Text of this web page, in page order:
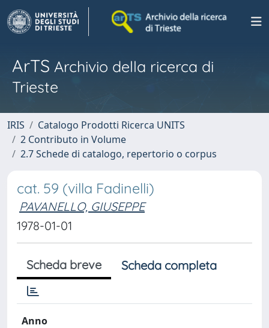
ArTS Archivio della ricerca di
Trieste
IRIS
Catalogo Prodotti Ricerca UNITS
2 Contributo in Volume
2.7 Schede di catalogo, repertorio o corpus
cat. 59 (villa Fadinelli)
PAVANELLO, GIUSEPPE
1978-01-01
Scheda breve Scheda completa
Anno